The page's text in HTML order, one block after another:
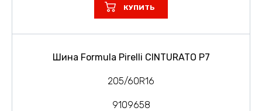
КУПИТЬ
Шина Formula Pirelli CINTURATO P7
205/60R16
9109658